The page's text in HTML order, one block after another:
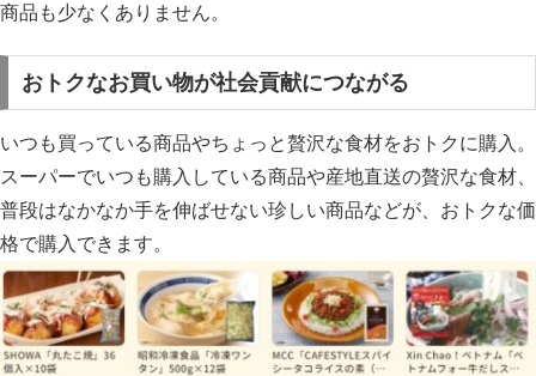
商品も少なくありません。
おトクなお買い物が社会貢献につながる
いつも買っている商品やちょっと贅沢な食材をおトクに購入。
スーパーでいつも購入している商品や産地直送の贅沢な食材、
普段はなかなか手を伸ばせない珍しい商品などが、おトクな価
格で購入できます。